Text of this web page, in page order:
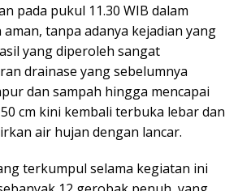
pada pukul 11.30 WIB dalam
tanpa adanya kejadian yang
yang diperoleh sangat
drainase yang sebelumnya
dan sampah hingga mencapai
cm kini kembali terbuka lebar dan
air hujan dengan lancar.
terkumpul selama kegiatan ini